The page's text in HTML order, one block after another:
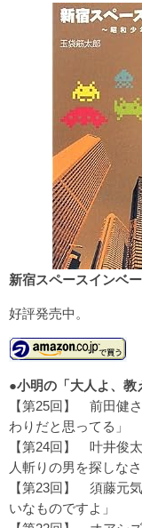
新宿スペースインベ
好評発売中。
●小明の「大人よ、教
【第25回】 前田健
わりだと思ってる」
【第24回】 叶井俊
人斬りの男を探しなさ
【第23回】 須藤元
いなものですよ」